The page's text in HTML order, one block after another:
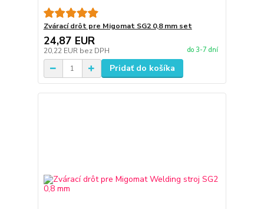
Zvárací drôt pre Migomat SG2 0,8 mm set
24,87 EUR
20,22 EUR bez DPH do 3-7 dní
Pridať do košíka